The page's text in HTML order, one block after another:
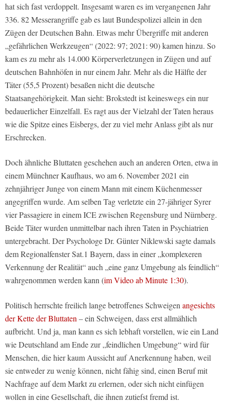
hat sich fast verdoppelt. Insgesamt waren es im vergangenen Jahr
336. 82 Messerangriffe gab es laut Bundespolizei allein in den
Zügen der Deutschen Bahn. Etwas mehr Übergriffe mit anderen
„gefährlichen Werkzeugen“ (2022: 97; 2021: 90) kamen hinzu. So
kam es zu mehr als 14.000 Körperverletzungen in Zügen und auf
deutschen Bahnhöfen in nur einem Jahr. Mehr als die Hälfte der
Täter (55,5 Prozent) besaßen nicht die deutsche
Staatsangehörigkeit. Man sieht: Brokstedt ist keineswegs ein nur
bedauerlicher Einzelfall. Es ragt aus der Vielzahl der Taten heraus
wie die Spitze eines Eisbergs, der zu viel mehr Anlass gibt als nur
Erschrecken.
Doch ähnliche Bluttaten geschehen auch an anderen Orten, etwa in
einem Münchner Kaufhaus, wo am 6. November 2021 ein
zehnjähriger Junge von einem Mann mit einem Küchenmesser
angegriffen wurde. Am selben Tag verletzte ein 27-jähriger Syrer
vier Passagiere in einem ICE zwischen Regensburg und Nürnberg.
Beide Täter wurden unmittelbar nach ihren Taten in Psychiatrien
untergebracht. Der Psychologe Dr. Günter Niklewski sagte damals
dem Regionalfenster Sat.1 Bayern, dass in einer „komplexeren
Verkennung der Realität“ auch „eine ganz Umgebung als feindlich“
wahrgenommen werden kann (im Video ab Minute 1:30).
Politisch herrschte freilich lange betroffenes Schweigenangesichts
der Kette der Bluttaten– ein Schweigen, dass erst allmählich
aufbricht. Und ja, man kann es sich lebhaft vorstellen, wie ein Land
wie Deutschland am Ende zur „feindlichen Umgebung“ wird für
Menschen, die hier kaum Aussicht auf Anerkennung haben, weil
sie entweder zu wenig können, nicht fähig sind, einen Beruf mit
Nachfrage auf dem Markt zu erlernen, oder sich nicht einfügen
wollen in eine Gesellschaft, die ihnen zutiefst fremd ist.